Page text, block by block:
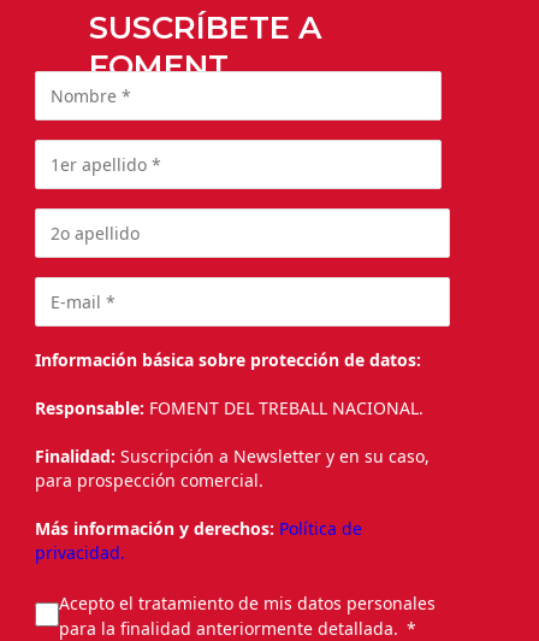
SUSCRÍBETE A
FOMENT
Información básica sobre protección de datos:
Responsable: FOMENT DEL TREBALL NACIONAL.
Finalidad: Suscripción a Newsletter y en su caso,
para prospección comercial.
Más información y derechos: Política de
privacidad.
Acepto el tratamiento de mis datos personales
para la finalidad anteriormente detallada.